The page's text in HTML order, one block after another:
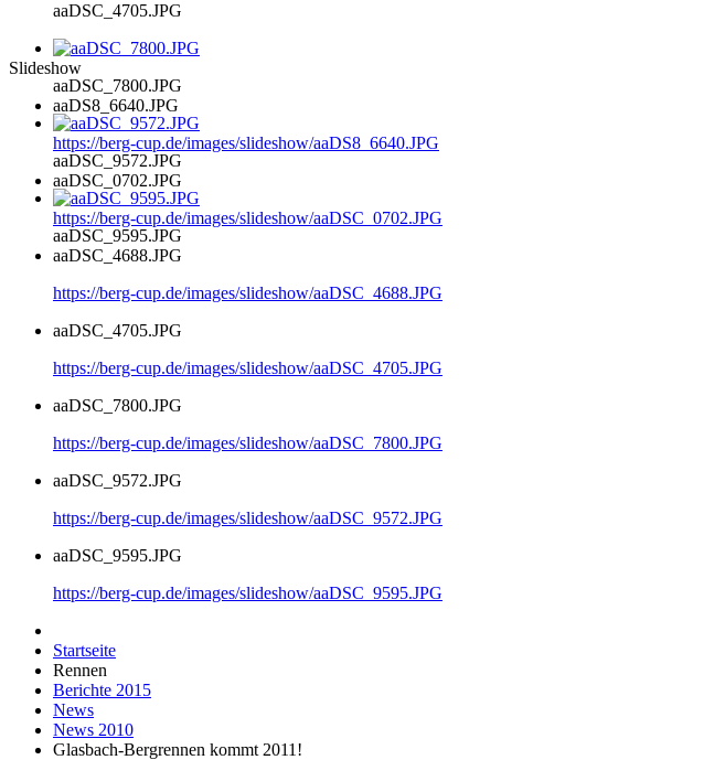
aaDSC_4705.JPG
aaDSC_7800.JPG
aaDSC_9572.JPG
aaDSC_9595.JPG
Slideshow
aaDS8_6640.JPG
https://berg-cup.de/images/slideshow/aaDS8_6640.JPG
aaDSC_0702.JPG
https://berg-cup.de/images/slideshow/aaDSC_0702.JPG
aaDSC_4688.JPG
https://berg-cup.de/images/slideshow/aaDSC_4688.JPG
aaDSC_4705.JPG
https://berg-cup.de/images/slideshow/aaDSC_4705.JPG
aaDSC_7800.JPG
https://berg-cup.de/images/slideshow/aaDSC_7800.JPG
aaDSC_9572.JPG
https://berg-cup.de/images/slideshow/aaDSC_9572.JPG
aaDSC_9595.JPG
https://berg-cup.de/images/slideshow/aaDSC_9595.JPG
Startseite
Rennen
Berichte 2015
News
News 2010
Glasbach-Bergrennen kommt 2011!